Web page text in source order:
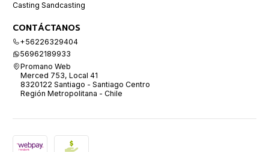
Casting Sandcasting
CONTÁCTANOS
+56226329404
56962189933
Promano Web
Merced 753, Local 41
8320122 Santiago - Santiago Centro
Región Metropolitana - Chile